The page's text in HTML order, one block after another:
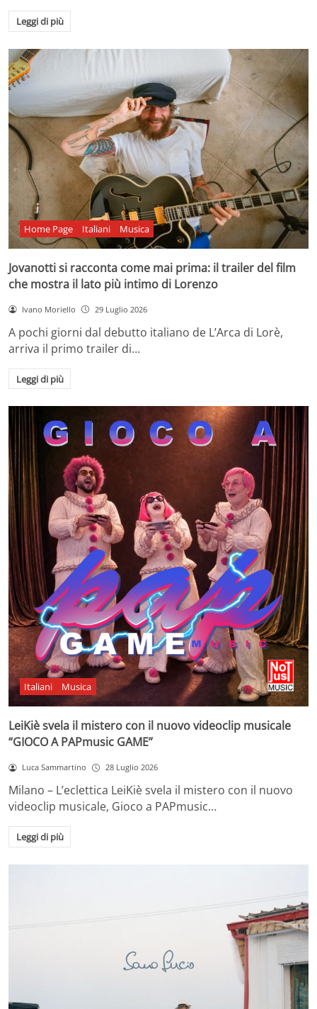
Leggi di più
Home Page Italiani Musica
Jovanotti si racconta come mai prima: il trailer del film
che mostra il lato più intimo di Lorenzo
Ivano Moriello 29 Luglio 2026
A pochi giorni dal debutto italiano de L’Arca di Lorè,
arriva il primo trailer di…
Leggi di più
Italiani Musica
LeiKiè svela il mistero con il nuovo videoclip musicale
“GIOCO A PAPmusic GAME”
Luca Sammartino 28 Luglio 2026
Milano – L’eclettica LeiKiè svela il mistero con il nuovo
videoclip musicale, Gioco a PAPmusic…
Leggi di più